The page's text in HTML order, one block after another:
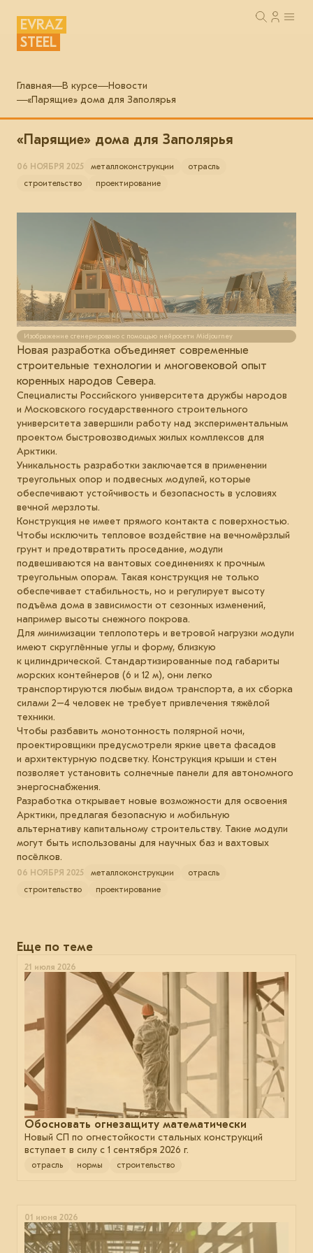
EVRAZ
STEEL
Главная В курсе
Новости
«Парящие» дома для Заполярья
«Парящие» дома для Заполярья
06 НОЯБРЯ 2025 металлоконструкции
отрасль
строительство
проектирование
Изображение сгенерировано с помощью нейросети Midjourney
Новая разработка объединяет современные
строительные технологии и многовековой опыт
коренных народов Севера.
Специалисты Российского университета дружбы народов
и Московского государственного строительного
университета завершили работу над экспериментальным
проектом быстровозводимых жилых комплексов для
Арктики.
Уникальность разработки заключается в применении
треугольных опор и подвесных модулей, которые
обеспечивают устойчивость и безопасность в условиях
вечной мерзлоты.
Конструкция не имеет прямого контакта с поверхностью.
Чтобы исключить тепловое воздействие на вечномёрзлый
грунт и предотвратить проседание, модули
подвешиваются на вантовых соединениях к прочным
треугольным опорам. Такая конструкция не только
обеспечивает стабильность, но и регулирует высоту
подъёма дома в зависимости от сезонных изменений,
например высоты снежного покрова.
Для минимизации теплопотерь и ветровой нагрузки модули
имеют скруглённые углы и форму, близкую
к цилиндрической. Стандартизированные под габариты
морских контейнеров (6 и 12 м), они легко
транспортируются любым видом транспорта, а их сборка
силами 2–4 человек не требует привлечения тяжёлой
техники.
Чтобы разбавить монотонность полярной ночи,
проектировщики предусмотрели яркие цвета фасадов
и архитектурную подсветку. Конструкция крыши и стен
позволяет установить солнечные панели для автономного
энергоснабжения.
Разработка открывает новые возможности для освоения
Арктики, предлагая безопасную и мобильную
альтернативу капитальному строительству. Такие модули
могут быть использованы для научных баз и вахтовых
посёлков.
06 НОЯБРЯ 2025 металлоконструкции
отрасль
строительство
проектирование
Еще по теме
21 июля 2026
Обосновать огнезащиту математически
Новый СП по огнестойкости стальных конструкций
вступает в силу с 1 сентября 2026 г.
отрасль нормы строительство
01 июня 2026